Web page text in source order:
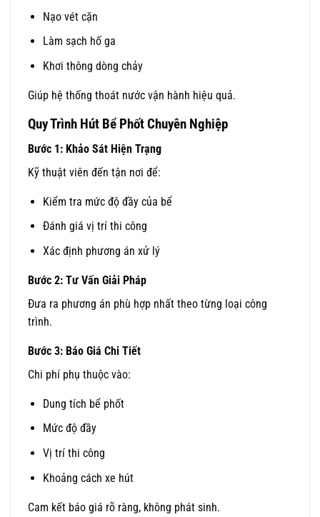
Nạo vét cặn
Làm sạch hố ga
Khơi thông dòng chảy
Giúp hệ thống thoát nước vận hành hiệu quả.
Quy Trình Hút Bể Phốt Chuyên Nghiệp
Bước 1: Khảo Sát Hiện Trạng
Kỹ thuật viên đến tận nơi để:
Kiểm tra mức độ đầy của bể
Đánh giá vị trí thi công
Xác định phương án xử lý
Bước 2: Tư Vấn Giải Pháp
Đưa ra phương án phù hợp nhất theo từng loại công
trình.
Bước 3: Báo Giá Chi Tiết
Chi phí phụ thuộc vào:
Dung tích bể phốt
Mức độ đầy
Vị trí thi công
Khoảng cách xe hút
Cam kết báo giá rõ ràng, không phát sinh.